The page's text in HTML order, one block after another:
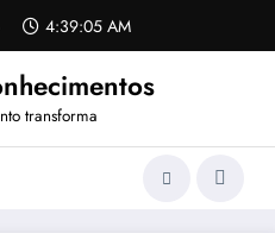
4:39:05 AM
transforma